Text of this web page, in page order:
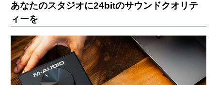
あなたのスタジオに24bitのサウンドクオリテ
ィーを